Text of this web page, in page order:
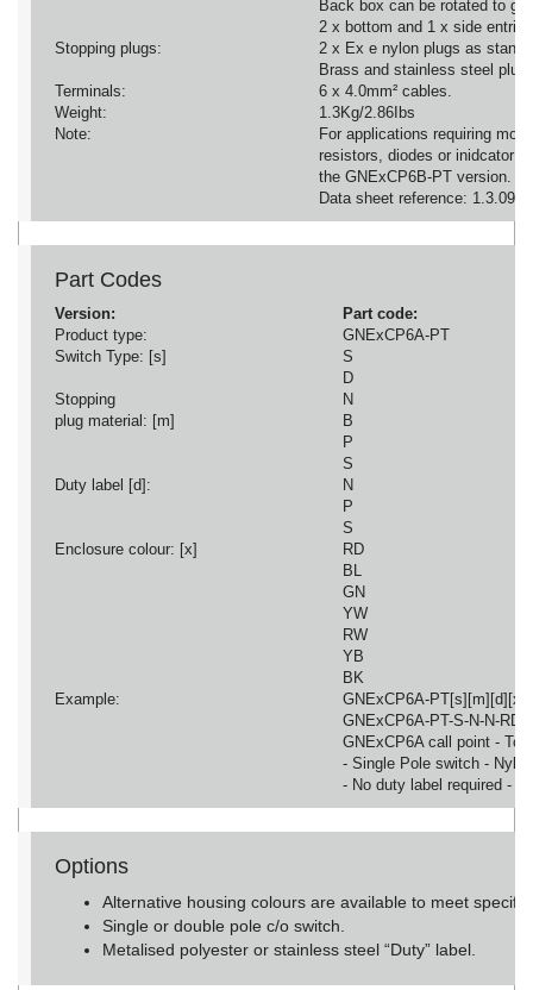
Back box can be rotated to
2 x bottom and 1 x side
Stopping plugs:
2 x Ex e nylon plugs as
Brass and stainless steel
Terminals:
6 x 4.0mm² cables.
Weight:
1.3Kg/2.86Ibs
Note:
For applications requiring
resistors, diodes or inidcator
the GNExCP6B-PT version.
Data sheet reference: 1.3.09.
Part Codes
Version:
Part code:
Product type:
GNExCP6A-PT
Switch Type: [s]
S
D
Stopping
plug material: [m]
N
B
P
S
Duty label [d]:
N
P
S
Enclosure colour: [x]
RD
BL
GN
YW
RW
YB
BK
Example:
GNExCP6A-PT[s][m][d][x]
GNExCP6A-PT-S-N-N-RD
GNExCP6A call point -
- Single Pole switch -
- No duty label required -
Options
Alternative housing colours are available to meet
Single or double pole c/o switch.
Metalised polyester or stainless steel “Duty” label.